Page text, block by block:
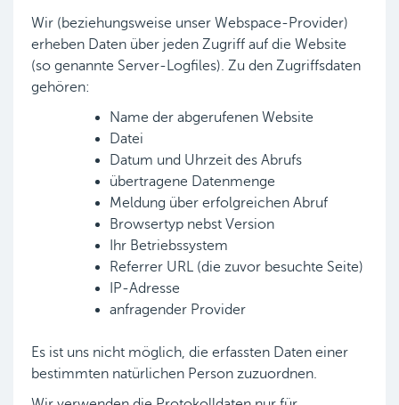
Wir (beziehungsweise unser Webspace-Provider)
erheben Daten über jeden Zugriff auf die Website
(so genannte Server-Logfiles). Zu den Zugriffsdaten
gehören:
Name der abgerufenen Website
Datei
Datum und Uhrzeit des Abrufs
übertragene Datenmenge
Meldung über erfolgreichen Abruf
Browsertyp nebst Version
Ihr Betriebssystem
Referrer URL (die zuvor besuchte Seite)
IP-Adresse
anfragender Provider
Es ist uns nicht möglich, die erfassten Daten einer
bestimmten natürlichen Person zuzuordnen.